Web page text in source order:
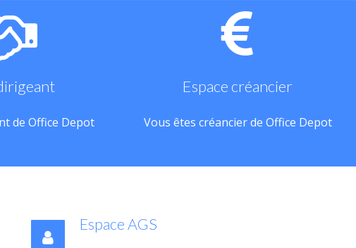
de Office Depot
Espace créancier
Vous êtes créancier de Office Depot
Espace AGS